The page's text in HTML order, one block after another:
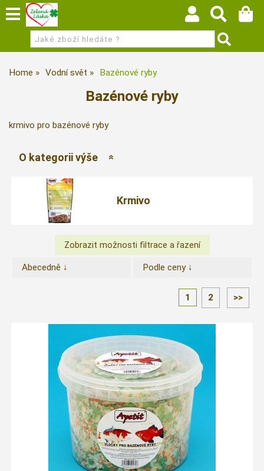
Home Vodní svět Bazénové ryby
Bazénové ryby
krmivo pro bazénové ryby
O kategorii výše
Krmivo
Abecedně ↓ Podle ceny ↓
1 2 >>